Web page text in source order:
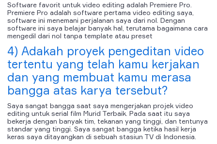
Software favorit untuk video editing adalah Premiere Pro.
Premiere Pro adalah software pertama video editing saya,
software ini menemani perjalanan saya dari nol. Dengan
software ini saya belajar banyak hal, terutama bagaimana cara
mengedil dari nol tanpa template atau preset
4) Adakah proyek pengeditan video
tertentu yang telah kamu kerjakan
dan yang membuat kamu merasa
bangga atas karya tersebut?
Saya sangat bangga saat saya mengerjakan projek video
editing untuk serial film Murid Terbaik. Pada saat itu saya
bekerja dengan banyak tim, tekanan yang tinggi, dan tentunya
standar yang tinggi. Saya sangat bangga ketika hasil kerja
keras saya ditayangkan di sebuah stasiun TV di Indonesia.